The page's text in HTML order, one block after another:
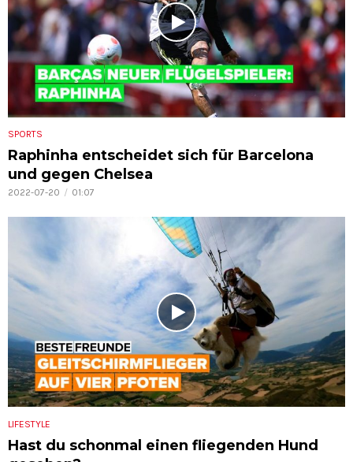
SPORTS
Raphinha entscheidet sich für Barcelona
und gegen Chelsea
2022-07-20 01:07
LIFESTYLE
Hast du schonmal einen fliegenden Hund